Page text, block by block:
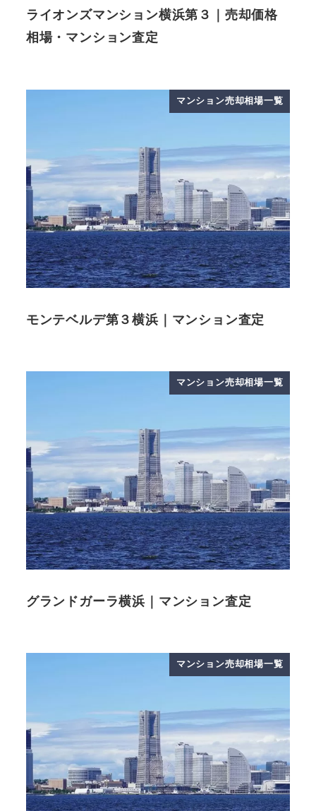
ライオンズマンション横浜第３｜売却価格
相場・マンション査定
マンション売却相場一覧
モンテベルデ第３横浜｜マンション査定
マンション売却相場一覧
グランドガーラ横浜｜マンション査定
マンション売却相場一覧